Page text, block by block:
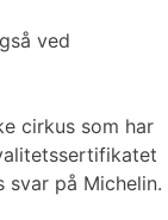
ved
cirkus som har
svar på Michelin.